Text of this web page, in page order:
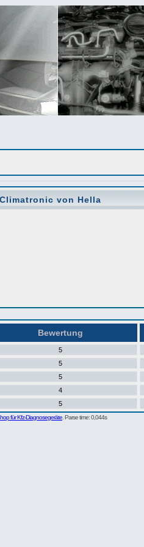
von Hella
Bewertung
5
5
5
4
5
für Kfz-Diagnosegeräte . Parse time: 0,044s